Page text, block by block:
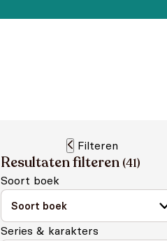
Filteren
Resultaten filteren (41)
Soort boek
Series & karakters